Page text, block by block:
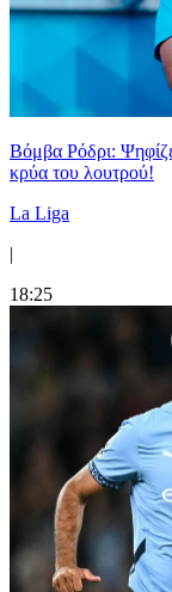
Βόμβα Ρόδρι:
κρύα του λουτρού!
La Liga
|
18:25